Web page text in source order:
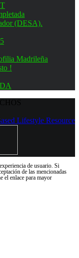
(DESA).
Madrileña
!
de usuario. Si
de las mencionadas
el enlace para mayor